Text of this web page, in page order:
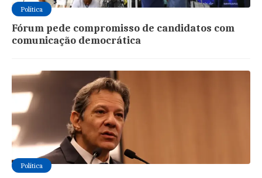
Política
Fórum pede compromisso de candidatos com
comunicação democrática
Política